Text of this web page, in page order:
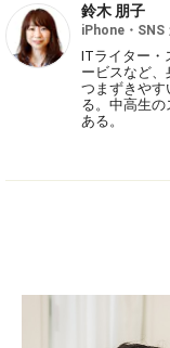
鈴木 朋子
iPhone・SNS
ITライター・
ービスなど
つまずきやす
る。中高生
ある。